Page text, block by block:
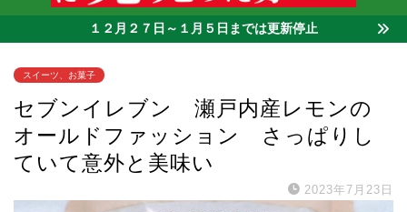
１２月２７日～１月５日までは更新停止
スイーツ、お菓子
セブンイレブン 瀬戸内産レモンの
オールドファッション さっぱりし
ていて意外と美味い
2023年7月23日